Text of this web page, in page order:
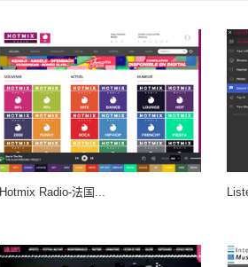
Hotmix Radio-法国...